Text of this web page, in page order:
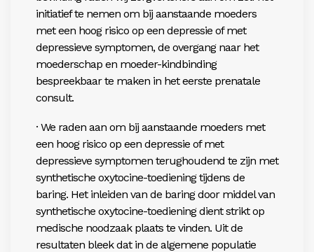
initiatief te nemen om bij aanstaande moeders
met een hoog risico op een depressie of met
depressieve symptomen, de overgang naar het
moederschap en moeder-kindbinding
bespreekbaar te maken in het eerste prenatale
consult.
· We raden aan om bij aanstaande moeders met
een hoog risico op een depressie of met
depressieve symptomen terughoudend te zijn met
synthetische oxytocine-toediening tijdens de
baring. Het inleiden van de baring door middel van
synthetische oxytocine-toediening dient strikt op
medische noodzaak plaats te vinden. Uit de
resultaten bleek dat in de algemene populatie